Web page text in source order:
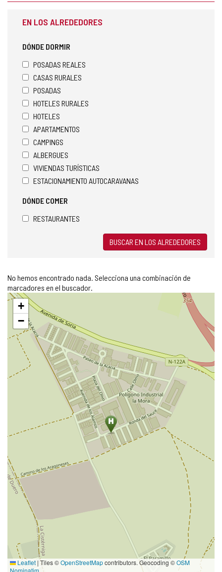
EN LOS ALREDEDORES
DÓNDE DORMIR
POSADAS REALES
CASAS RURALES
POSADAS
HOTELES RURALES
HOTELES
APARTAMENTOS
CAMPINGS
ALBERGUES
VIVIENDAS TURÍSTICAS
ESTACIONAMIENTO AUTOCARAVANAS
DÓNDE COMER
RESTAURANTES
BUSCAR EN LOS ALREDEDORES
No hemos encontrado nada. Selecciona una combinación de
marcadores en el buscador.
Saltar
mapa
+
−
Leaflet | Tiles ©OpenStreetMapcontributors. Geocoding ©OSM
Nominatim